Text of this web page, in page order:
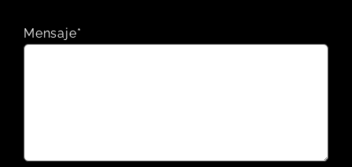
Mensaje*